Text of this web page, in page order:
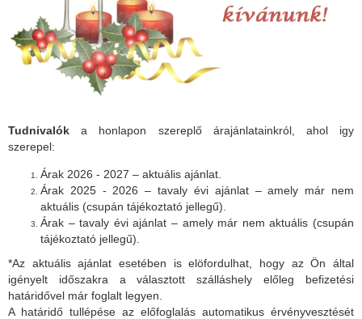
Tudnivalók a honlapon szereplő árajánlatainkról, ahol igy
szerepel:
Árak 2026 - 2027 – aktuális ajánlat.
Árak 2025 - 2026 – tavaly évi ajánlat – amely már nem
aktuális (csupán tájékoztató jellegű).
Árak – tavaly évi ajánlat – amely már nem aktuális (csupán
tájékoztató jellegű).
*Az aktuális ajánlat esetében is elöfordulhat, hogy az Ön által
igényelt időszakra a választott szálláshely előleg befizetési
határidővel már foglalt legyen.
A határidő tullépése az előfoglalás automatikus érvényvesztését